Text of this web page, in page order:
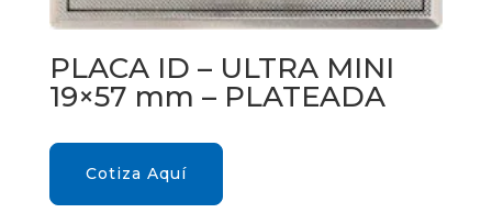
PLACA ID – ULTRA MINI
19×57 mm – PLATEADA
Cotiza Aquí